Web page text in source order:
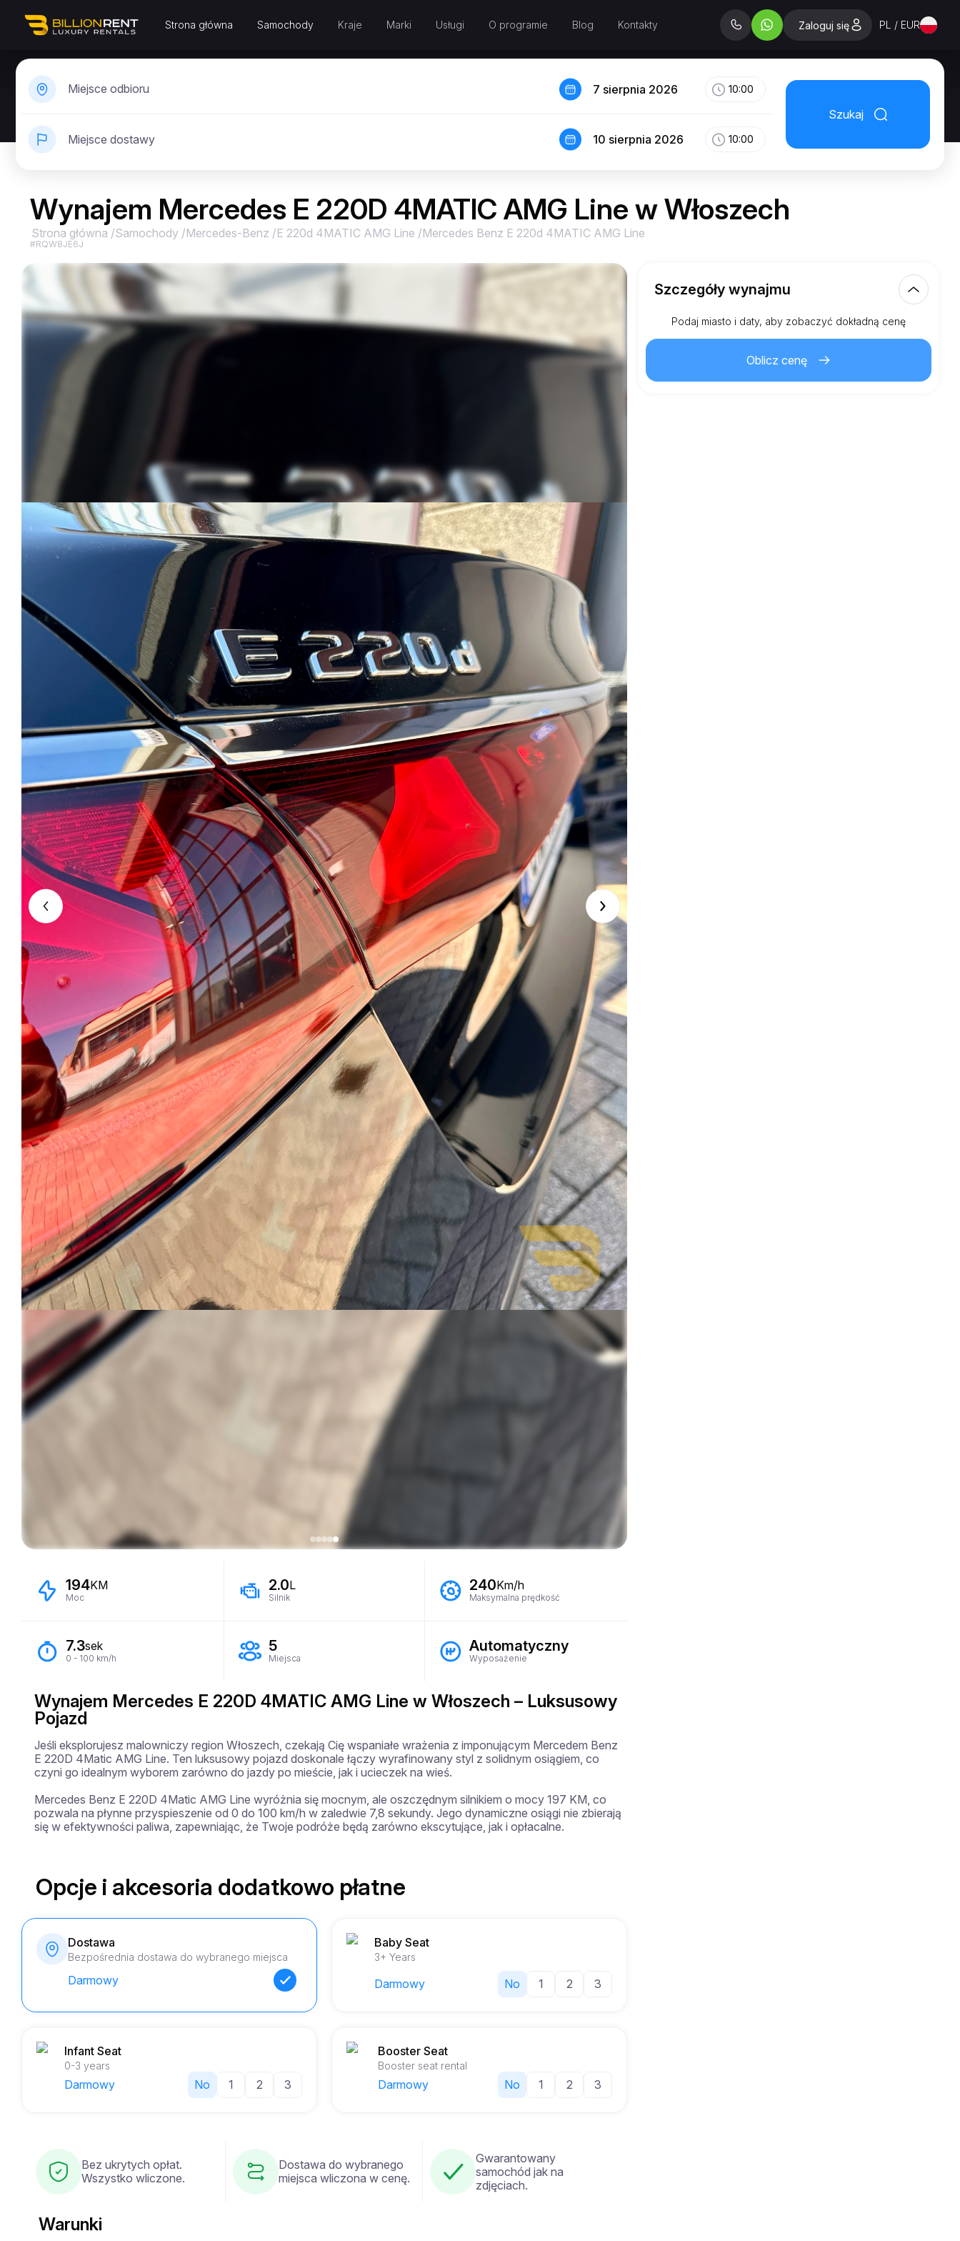
Strona główna Samochody Kraje Marki Usługi O programie Blog Kontakty Zaloguj się PL / EUR
Miejsce odbioru
Miejsce dostawy
7 sierpnia 2026 10:00
10 sierpnia 2026 10:00
Szukaj
Wynajem Mercedes E 220D 4MATIC AMG Line w Włoszech
Strona główna /Samochody /Mercedes-Benz /E 220d 4MATIC AMG Line /Mercedes Benz E 220d 4MATIC AMG Line
#RQW8JE6J
194KM
Moc
2.0L
Silnik
240Km/h
Maksymalna prędkość
7.3sek
0 - 100 km/h
5
Miejsca
Automatyczny
Wyposażenie
Wynajem Mercedes E 220D 4MATIC AMG Line w Włoszech – Luksusowy
Pojazd
Jeśli eksplorujesz malowniczy region Włoszech, czekają Cię wspaniałe wrażenia z imponującym Mercedem Benz
E 220D 4Matic AMG Line. Ten luksusowy pojazd doskonale łączy wyrafinowany styl z solidnym osiągiem, co
czyni go idealnym wyborem zarówno do jazdy po mieście, jak i ucieczek na wieś.
Mercedes Benz E 220D 4Matic AMG Line wyróżnia się mocnym, ale oszczędnym silnikiem o mocy 197 KM, co
pozwala na płynne przyspieszenie od 0 do 100 km/h w zaledwie 7,8 sekundy. Jego dynamiczne osiągi nie zbierają
się w efektywności paliwa, zapewniając, że Twoje podróże będą zarówno ekscytujące, jak i opłacalne.
Opcje i akcesoria dodatkowo płatne
Dostawa
Bezpośrednia dostawa do wybranego miejsca
Darmowy
Baby Seat
3+ Years
Darmowy No 1 2 3
Infant Seat
0-3 years
Darmowy No 1 2 3
Booster Seat
Booster seat rental
Darmowy No 1 2 3
Bez ukrytych opłat.
Wszystko wliczone.
Dostawa do wybranego
miejsca wliczona w cenę.
Gwarantowany
samochód jak na
zdjęciach.
Warunki
Szczegóły wynajmu
Km wliczone 150.00
Podaj miasto i daty, aby zobaczyć dokładną cenę
Oblicz cenę